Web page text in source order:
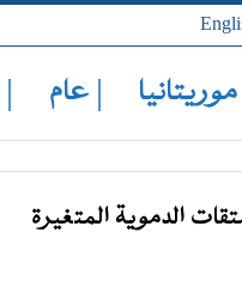
| موريتانيا | عام
الدموية المتغيرة